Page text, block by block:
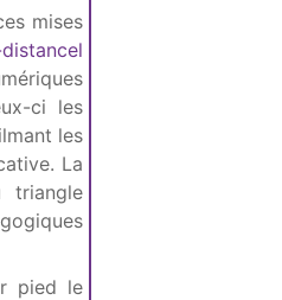
mises
ci les
les
La
triangle
pied le